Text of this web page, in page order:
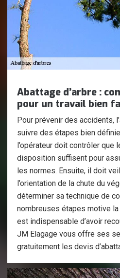
Abattage d’arbre :
pour un travail bien
Pour prévenir des accidents,
suivre des étapes bien
l’opérateur doit contrôler que
disposition suffisent pour
les normes. Ensuite, il doit
l’orientation de la chute du
déterminer sa technique de
nombreuses étapes motive
est indispensable d’avoir
JM Elagage vous offre ses
gratuitement les devis